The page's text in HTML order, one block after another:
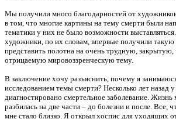
Мы получили много благодарностей от
в том, что многие картины на тему смерти были
тематики у них не было возможности
художники, по их словам, впервые получили
представить полотна на очень трудную, закрытую,
отрицаемую мировоззренческую тему.
В заключение хочу разъяснить, почему я
исследованием темы смерти? Несколько лет назад
диагностировано смертельное заболевание. Жизнь
разбилась на две части – до болезни и после. Все,
мне стало близко. Я открыл хоспис для уходящих